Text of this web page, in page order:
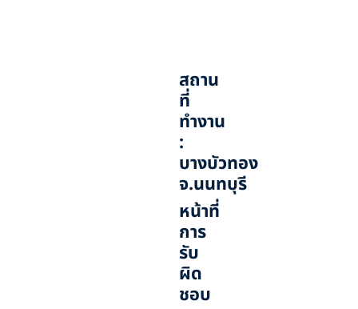
สถาน
ที่
ทำงาน
:
บางบัวทอง
จ.นนทบุรี
หน้าที่
การ
รับ
ผิด
ชอบ